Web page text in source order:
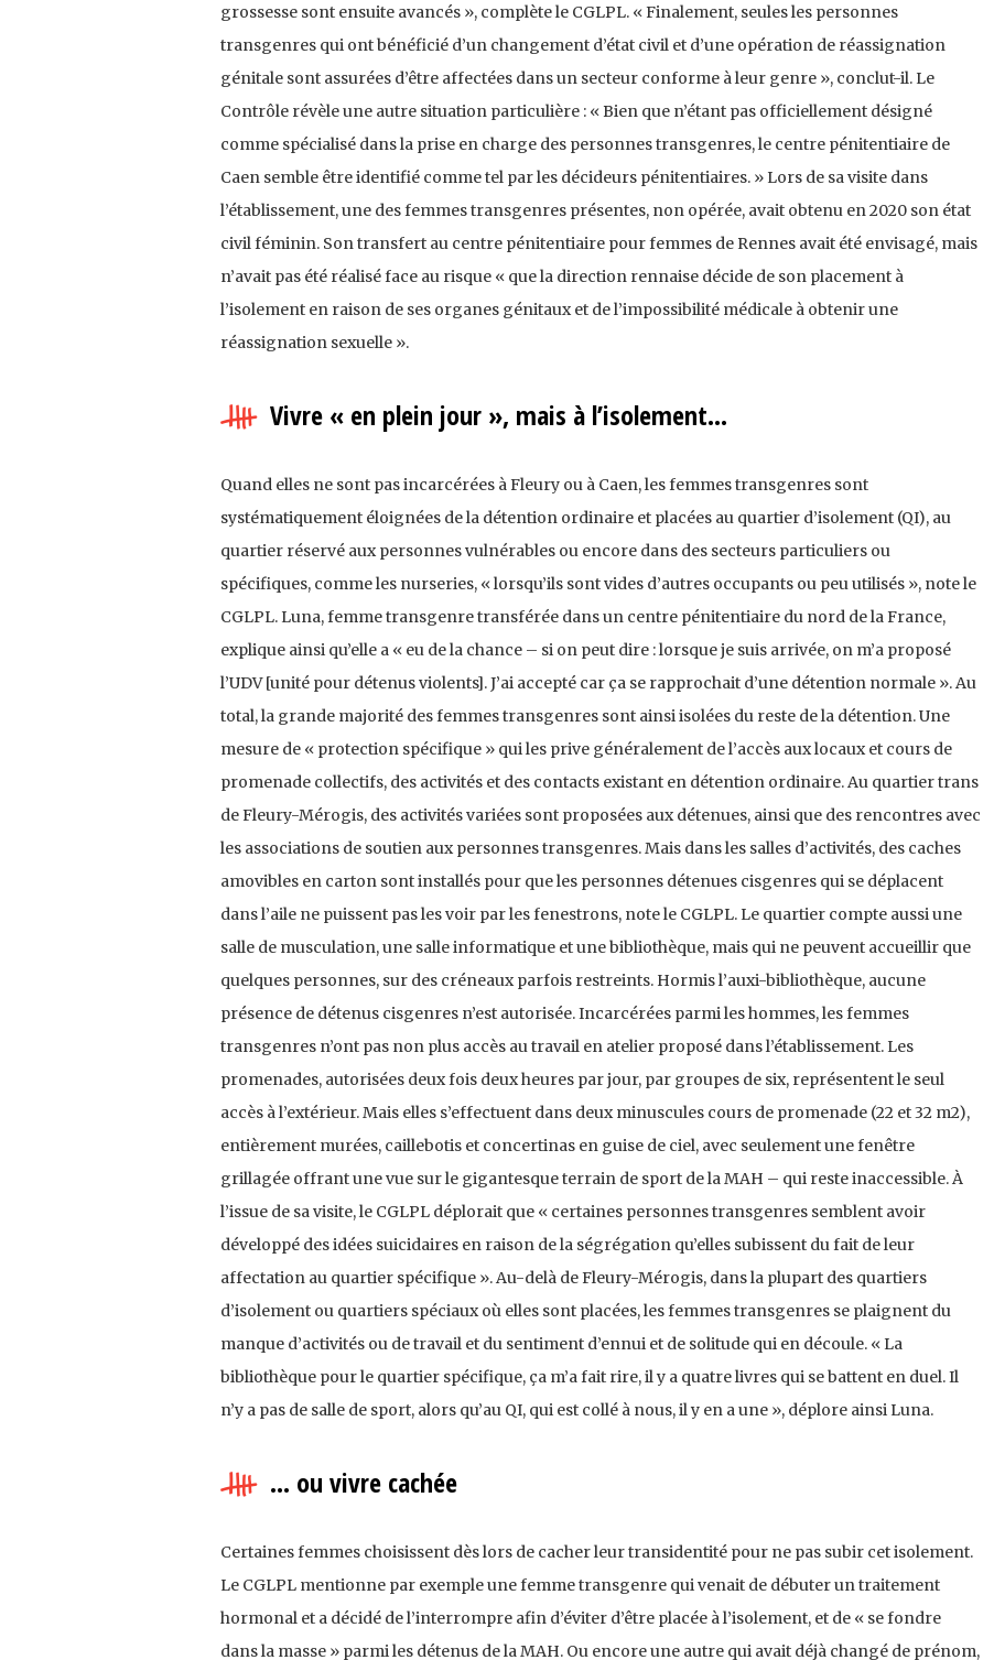
grossesse sont ensuite avancés », complète le CGLPL. « Finalement, seules les personnes
transgenres qui ont bénéficié d’un changement d’état civil et d’une opération de réassignation
génitale sont assurées d’être affectées dans un secteur conforme à leur genre », conclut-il. Le
Contrôle révèle une autre situation particulière : « Bien que n’étant pas officiellement désigné
comme spécialisé dans la prise en charge des personnes transgenres, le centre pénitentiaire de
Caen semble être identifié comme tel par les décideurs pénitentiaires. » Lors de sa visite dans
l’établissement, une des femmes transgenres présentes, non opérée, avait obtenu en 2020 son état
civil féminin. Son transfert au centre pénitentiaire pour femmes de Rennes avait été envisagé, mais
n’avait pas été réalisé face au risque « que la direction rennaise décide de son placement à
l’isolement en raison de ses organes génitaux et de l’impossibilité médicale à obtenir une
réassignation sexuelle ».
Vivre « en plein jour », mais à l’isolement…
Quand elles ne sont pas incarcérées à Fleury ou à Caen, les femmes transgenres sont
systématiquement éloignées de la détention ordinaire et placées au quartier d’isolement (QI), au
quartier réservé aux personnes vulnérables ou encore dans des secteurs particuliers ou
spécifiques, comme les nurseries, « lorsqu’ils sont vides d’autres occupants ou peu utilisés », note le
CGLPL. Luna, femme transgenre transférée dans un centre pénitentiaire du nord de la France,
explique ainsi qu’elle a « eu de la chance – si on peut dire : lorsque je suis arrivée, on m’a proposé
l’UDV [unité pour détenus violents]. J’ai accepté car ça se rapprochait d’une détention normale ». Au
total, la grande majorité des femmes transgenres sont ainsi isolées du reste de la détention. Une
mesure de « protection spécifique » qui les prive généralement de l’accès aux locaux et cours de
promenade collectifs, des activités et des contacts existant en détention ordinaire. Au quartier trans
de Fleury-Mérogis, des activités variées sont proposées aux détenues, ainsi que des rencontres avec
les associations de soutien aux personnes transgenres. Mais dans les salles d’activités, des caches
amovibles en carton sont installés pour que les personnes détenues cisgenres qui se déplacent
dans l’aile ne puissent pas les voir par les fenestrons, note le CGLPL. Le quartier compte aussi une
salle de musculation, une salle informatique et une bibliothèque, mais qui ne peuvent accueillir que
quelques personnes, sur des créneaux parfois restreints. Hormis l’auxi-bibliothèque, aucune
présence de détenus cisgenres n’est autorisée. Incarcérées parmi les hommes, les femmes
transgenres n’ont pas non plus accès au travail en atelier proposé dans l’établissement. Les
promenades, autorisées deux fois deux heures par jour, par groupes de six, représentent le seul
accès à l’extérieur. Mais elles s’effectuent dans deux minuscules cours de promenade (22 et 32 m2),
entièrement murées, caillebotis et concertinas en guise de ciel, avec seulement une fenêtre
grillagée offrant une vue sur le gigantesque terrain de sport de la MAH – qui reste inaccessible. À
l’issue de sa visite, le CGLPL déplorait que « certaines personnes transgenres semblent avoir
développé des idées suicidaires en raison de la ségrégation qu’elles subissent du fait de leur
affectation au quartier spécifique ». Au-delà de Fleury-Mérogis, dans la plupart des quartiers
d’isolement ou quartiers spéciaux où elles sont placées, les femmes transgenres se plaignent du
manque d’activités ou de travail et du sentiment d’ennui et de solitude qui en découle. « La
bibliothèque pour le quartier spécifique, ça m’a fait rire, il y a quatre livres qui se battent en duel. Il
n’y a pas de salle de sport, alors qu’au QI, qui est collé à nous, il y en a une », déplore ainsi Luna.
… ou vivre cachée
Certaines femmes choisissent dès lors de cacher leur transidentité pour ne pas subir cet isolement.
Le CGLPL mentionne par exemple une femme transgenre qui venait de débuter un traitement
hormonal et a décidé de l’interrompre afin d’éviter d’être placée à l’isolement, et de « se fondre
dans la masse » parmi les détenus de la MAH. Ou encore une autre qui avait déjà changé de prénom,